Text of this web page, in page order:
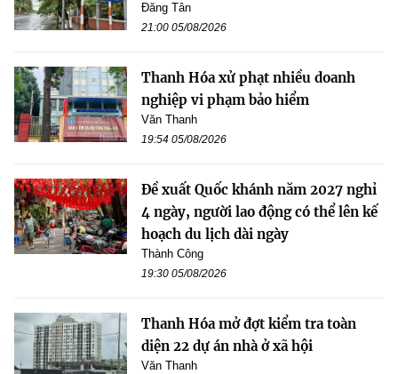
Đăng Tân
21:00 05/08/2026
Thanh Hóa xử phạt nhiều doanh
nghiệp vi phạm bảo hiểm
Văn Thanh
19:54 05/08/2026
Đề xuất Quốc khánh năm 2027 nghỉ
4 ngày, người lao động có thể lên kế
hoạch du lịch dài ngày
Thành Công
19:30 05/08/2026
Thanh Hóa mở đợt kiểm tra toàn
diện 22 dự án nhà ở xã hội
Văn Thanh